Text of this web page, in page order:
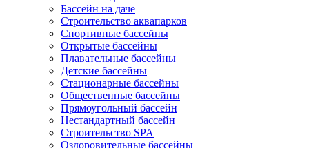
Бассейн на даче
Строительство аквапарков
Спортивные бассейны
Открытые бассейны
Плавательные бассейны
Детские бассейны
Стационарные бассейны
Общественные бассейны
Прямоугольный бассейн
Нестандартный бассейн
Строительство SPA
Оздоровительные бассейны